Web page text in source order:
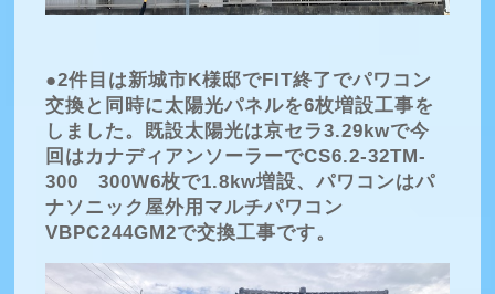
●2件目は新城市K様邸でFIT終了でパワコン
交換と同時に太陽光パネルを6枚増設工事を
しました。既設太陽光は京セラ3.29kwで今
回はカナディアンソーラーでCS6.2-32TM-
300 300W6枚で1.8kw増設、パワコンはパ
ナソニック屋外用マルチパワコン
VBPC244GM2で交換工事です。